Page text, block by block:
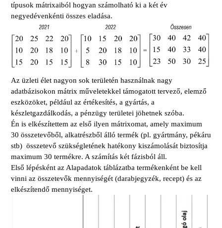
típusok mátrixaiból hogyan számolható ki a két év
negyedévenkénti összes eladása.
Az üzleti élet nagyon sok területén használnak nagy
adatbázisokon mátrix műveletekkel támogatott tervező, elemző
eszközöket, például az értékesítés, a gyártás, a
készletgazdálkodás, a pénzügy területei jöhetnek szóba.
Én is elkészítettem az első ilyen mátrixomat, amely maximum
30 összetevőből, alkatrészből álló termék (pl. gyártmány, pékáru
stb) összetevő szükségletének hatékony kiszámolását biztosítja
maximum 30 termékre. A számítás két fázisból áll.
Első lépésként az Alapadatok táblázatba termékenként be kell
vinni az összetevők mennyiségét (darabjegyzék, recept) és az
elkészítendő mennyiséget.